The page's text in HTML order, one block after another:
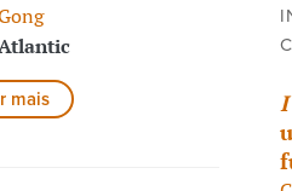
mais I